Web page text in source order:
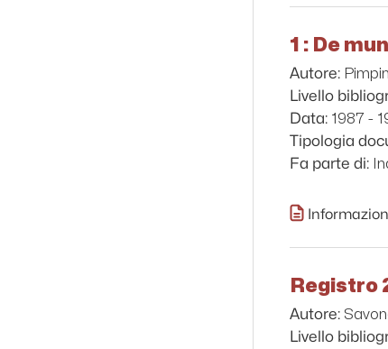
1 : De
Autore:
Livello
Data: 1987 -
Tipologia
Fa parte di:
Registro
Autore:
Livello